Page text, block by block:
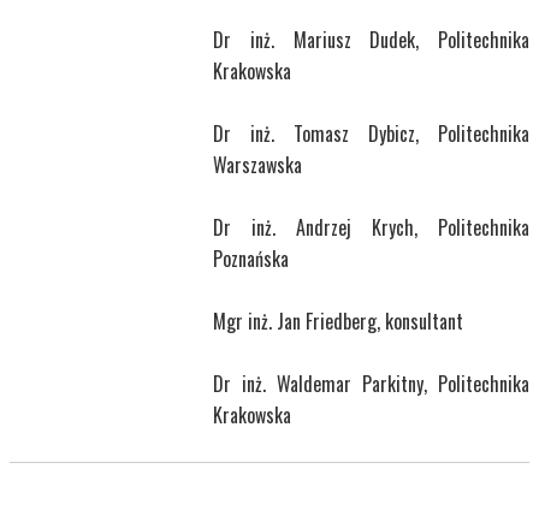
Dr inż. Mariusz Dudek, Politechnika
Krakowska
Dr inż. Tomasz Dybicz, Politechnika
Warszawska
Dr inż. Andrzej Krych, Politechnika
Poznańska
Mgr inż. Jan Friedberg, konsultant
Dr inż. Waldemar Parkitny, Politechnika
Krakowska